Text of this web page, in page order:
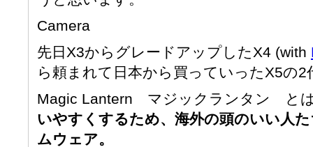
Camera
先日X3からグレードアップしたX4 (with
ら頼まれて日本から買っていったX5の2
Magic Lantern マジックランタン と
いやすくするため、海外の頭のいい人
ムウェア。